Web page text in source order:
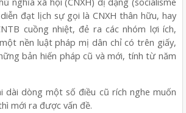
đạt lịch sự gọi là CNXH thân hữu, hay
cuồng nhiệt, đẻ ra các nhóm lợi ích,
nền luật pháp mị dân chỉ có trên giấy,
bản hiến pháp cũ và mới, tính từ năm
dài dòng một số điều cũ rích nghe muốn
mới ra được vấn đề.